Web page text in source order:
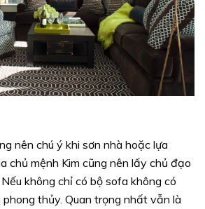
nên chú ý khi sơn nhà hoặc lựa
chủ mệnh Kim cũng nên lấy chủ đạo
không chỉ có bộ sofa không có
thủy. Quan trọng nhất vẫn là